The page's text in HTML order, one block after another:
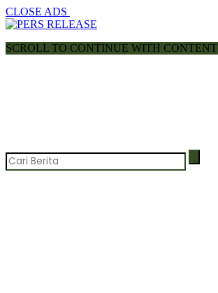
CLOSE ADS
SCROLL TO CONTINUE WITH CONTENT